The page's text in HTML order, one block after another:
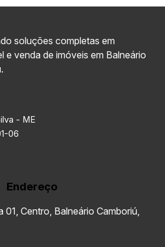
soluções completas em
e venda de imóveis em Balneário
- ME
06
Endereço
01 Centro Balneário Camboriú